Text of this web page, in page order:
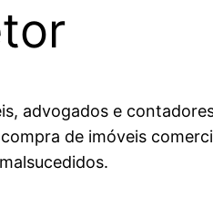
advogados e
de imóveis